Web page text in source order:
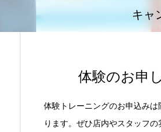
キャ
体験のお申
体験トレーニングのお申込みは
ります。ぜひ店内やスタッフ